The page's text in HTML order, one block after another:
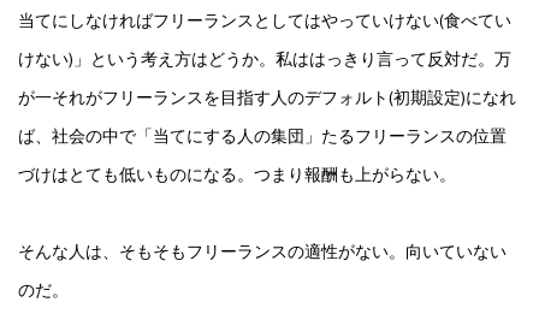
当てにしなければフリーランスとしてはやっていけない(食べてい
けない)」という考え方はどうか。私ははっきり言って反対だ。万
が一それがフリーランスを目指す人のデフォルト(初期設定)になれ
ば、社会の中で「当てにする人の集団」たるフリーランスの位置
づけはとても低いものになる。つまり報酬も上がらない。
そんな人は、そもそもフリーランスの適性がない。向いていない
のだ。